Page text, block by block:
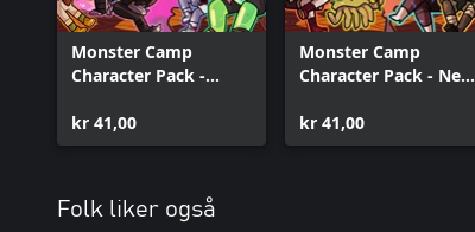
Monster Camp
Character Pack -
kr 41,00
Monster Camp
Character Pack - New
kr 41,00
Folk liker også